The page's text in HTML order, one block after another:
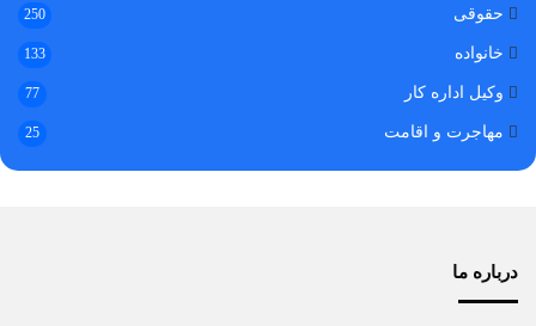
حقوقی 250
خانواده 133
وکیل اداره کار 77
مهاجرت و اقامت 25
درباره ما